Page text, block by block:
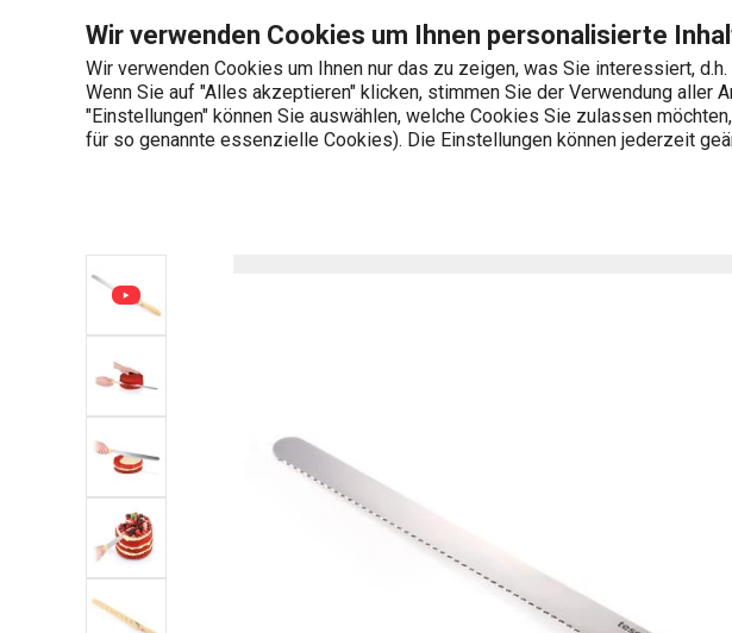
Wir verwenden Cookies um Ihnen personalisierte
Wir verwenden Cookies um Ihnen nur das zu zeigen, was Sie interessiert,
Wenn Sie auf "Alles akzeptieren" klicken, stimmen Sie der Verwendung aller
"Einstellungen" können Sie auswählen, welche Cookies Sie zulassen
für so genannte essenzielle Cookies). Die Einstellungen können jederzeit
Zur
Produktkategorien +436 703 082 960
Mo-Fr 08:00-16:00
Wonach suchen Sie?